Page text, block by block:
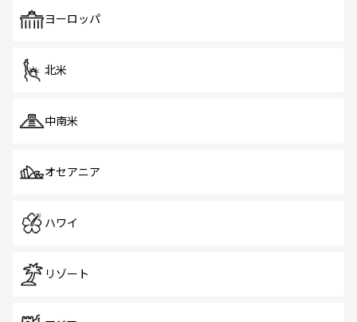
で、ホーカーズは地元の風情を楽しめる外せないスポット
ヨーロッパ
北米
中南米
オセアニア
ハワイ
リゾート